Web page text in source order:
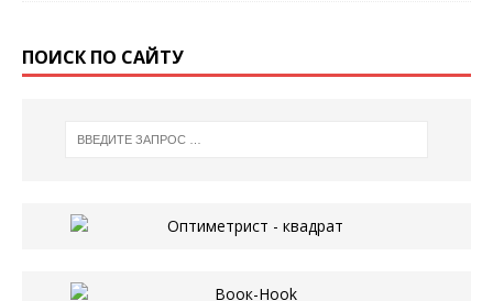
ПОИСК ПО САЙТУ